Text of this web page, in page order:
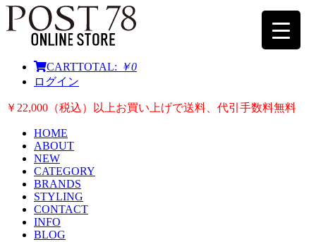
CARTTOTAL: ￥0
ログイン
￥22,000（税込）以上お買い上げで送料、代引手数料無料
HOME
ABOUT
NEW
CATEGORY
BRANDS
STYLING
CONTACT
INFO
BLOG